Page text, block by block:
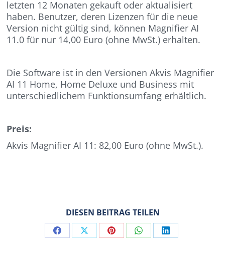
letzten 12 Monaten gekauft oder aktualisiert
haben. Benutzer, deren Lizenzen für die neue
Version nicht gültig sind, können Magnifier AI
11.0 für nur 14,00 Euro (ohne MwSt.) erhalten.
Die Software ist in den Versionen Akvis Magnifier
AI 11 Home, Home Deluxe und Business mit
unterschiedlichem Funktionsumfang erhältlich.
Preis:
Akvis Magnifier AI 11: 82,00 Euro (ohne MwSt.).
DIESEN BEITRAG TEILEN
Share Share Share Share Share